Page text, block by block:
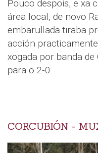
Pouco despois, e xa
área local, de novo
embarullada tiraba
acción
xogada por banda
para o 2-0.
CORCUBIÓN -